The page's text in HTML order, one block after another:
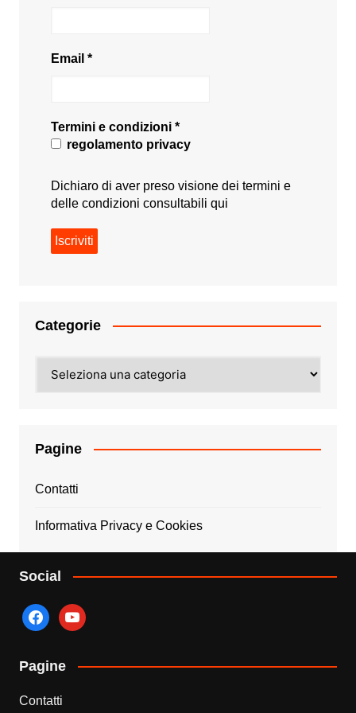
Email *
Termini e condizioni *
regolamento privacy
Dichiaro di aver preso visione dei termini e
delle condizioni consultabili qui
Categorie
Pagine
Contatti
Informativa Privacy e Cookies
Social
facebookyoutube
Pagine
Contatti